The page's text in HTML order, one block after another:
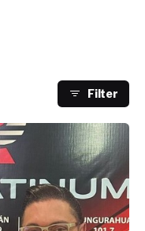
Filter